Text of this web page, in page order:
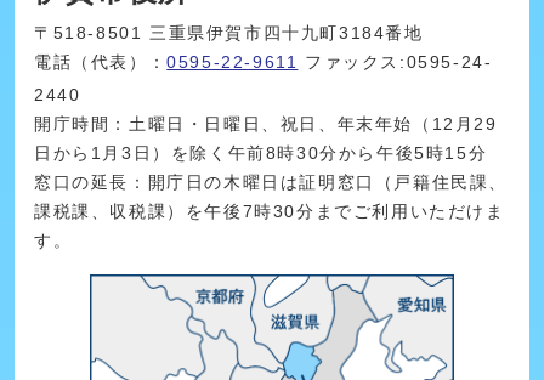
〒518-8501 三重県伊賀市四十九町3184番地
電話（代表）：0595-22-9611
ファックス:0595-24-
2440
開庁時間：土曜日・日曜日、祝日、年末年始（12月29
日から1月3日）を除く午前8時30分から午後5時15分
窓口の延長：開庁日の木曜日は証明窓口（戸籍住民課、
課税課、収税課）を午後7時30分までご利用いただけま
す。